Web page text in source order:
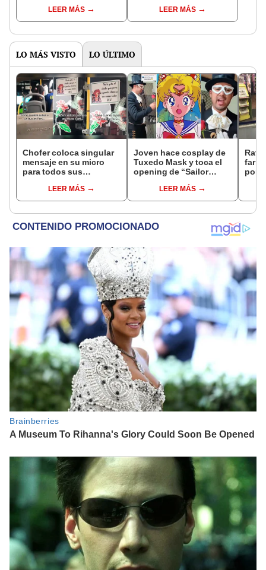
"Mi amor nació por la
gastronomía"
LEER MÁS
llegar a cobrar por 1.000
vistas
LEER MÁS
LO MÁS VISTO LO ÚLTIMO
Chofer coloca singular
mensaje en su micro
para todos sus
"Solo en Perú"
LEER MÁS
Joven hace cosplay de
Tuxedo Mask y toca el
opening de “Sailor
mexicanoLEER MÁS
por